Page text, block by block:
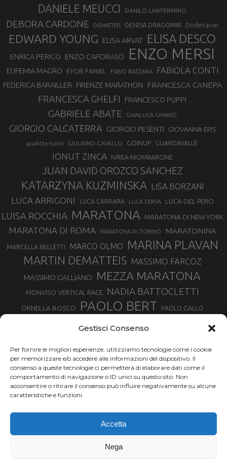
Gestisci Consenso
Per fornire le migliori esperienze, utilizziamo tecnologie come i cookie
per memorizzare e/o accedere alle informazioni del dispositivo. Il
consenso a queste tecnologie ci permetterà di elaborare dati come il
comportamento di navigazione o ID unici su questo sito. Non
acconsentire o ritirare il consenso può influire negativamente su alcune
caratteristiche e funzioni.
Accetta
Nega
DANIELE MEUCCI DANILO LANTERMINO
DEBORA CARDONE DEMATTEIS DENISA DRAGOMIR Dodecarun
EDWARD YOUNG ELISA ARVAT ELISA DESCO
ENRICA PERICO ENZO CAPORASO ENZO MERSI
EUFEMIA MAGRO EYOB FANIEL FABIO BAZZANA FABIOLA CONTI
FEDERICA BARAILLER FIRENZE MARATHON FRANCESCA CANEPA
FRANCESCA GHELFI FRANCESCO PUPPI
GABRIELE ABATE GIANLUCA GHIANO
GIORGIO CALCATERRA GIORGIO PESENTI GIOVANNA EPIS
giuditta turini GIULIANO CAVALLO GOINUP GUARDAVALLE
IONUT ZINCA IVREA-MOMBARONE
JUAN DAVID OROZCO SANCHEZ
KATARZYNA KUZMINSKA LISA BORZANI
LUCA ARRIGONI LUCA CARRARA LUCA CERVA LUCA DEL PERO
LUISA ROCCHIA MARATONA MARATONA DI NEW YORK
MARATONA DI ROMA MARATONA DI TORINO MARATONINA
MARCELLA BELLETTI MARCO OLMO MARINA PLAVAN
MARTIN DEMATTEIS MASSIMO FARCOZ
MASSIMO GALLIANO MEZZA MARATONA
MONVISO VERTICAL RACE NADIA BATTOCLETTI
ORNELLA BOSCO PAOLO BERT PAOLO GALLO
SILVIA SERAFINI SONIA GLAREY TAVAGNASCO TOR DES GEANTS
TOUR MONVISO TRAIL TRAIL MONTE CASTO TROFEO KIMA
TURIN MARATHON URBAN ZEMMER VAL DI FASSA RUNNING
VALENTINA BELOTTI
VENICE MARATHON
XAVIER CHEVRIER
YEMAN CRIPPA